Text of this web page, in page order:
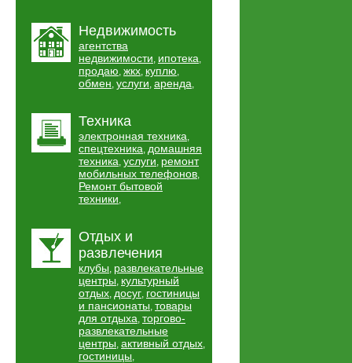
Недвижимость
агентства
недвижимости, ипотека,
продаю, жкх, куплю,
обмен, услуги, аренда,
Техника
электронная техника,
спецтехника, домашняя
техника, услуги, ремонт
мобильных телефонов,
Ремонт бытовой
техники,
Отдых и
развлечения
клубы, развлекательные
центры, культурный
отдых, досуг, гостиницы
и пансионаты, товары
для отдыха, торгово-
развлекательные
центры, активный отдых,
гостиницы,